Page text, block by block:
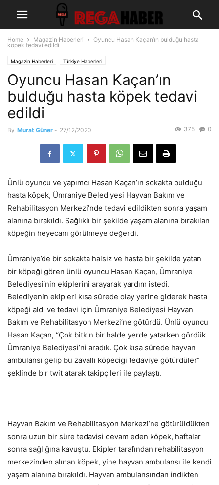
Home Magazin Haberleri
Oyuncu Hasan Kaçan’ın bulduğu hasta
köpek tedavi edildi
Magazin Haberleri Türkiye Haberleri
Oyuncu Hasan Kaçan’ın
bulduğu hasta köpek tedavi
edildi
By Murat Güner - 27/12/2020 0
375
Ünlü oyuncu ve yapımcı Hasan Kaçan’ın sokakta bulduğu
hasta köpek, Ümraniye Belediyesi Hayvan Bakım ve
Rehabilitasyon Merkezi’nde tedavi edildikten sonra yaşam
alanına bırakıldı. Sağlıklı bir şekilde yaşam alanına bırakılan
köpeğin heyecanı görülmeye değerdi.
Ümraniye’de bir sokakta halsiz ve hasta bir şekilde yatan
bir köpeği gören ünlü oyuncu Hasan Kaçan, Ümraniye
Belediyesi’nin ekiplerini arayarak yardım istedi.
Belediyenin ekipleri kısa sürede olay yerine giderek hasta
köpeği aldı ve tedavi için Ümraniye Belediyesi Hayvan
Bakım ve Rehabilitasyon Merkezi’ne götürdü. Ünlü oyuncu
Hasan Kaçan, “Çok bitkin bir halde yerde yatarken gördük.
Ümraniye Belediyesi’ni aradık. Çok kısa sürede hayvan
ambulansı gelip bu zavallı köpeciği tedaviye götürdüler”
şeklinde bir twit atarak takipçileri ile paylaştı.
Hayvan Bakım ve Rehabilitasyon Merkezi’ne götürüldükten
sonra uzun bir süre tedavisi devam eden köpek, haftalar
sonra sağlığına kavuştu. Ekipler tarafından rehabilitasyon
merkezinden alınan köpek, yine hayvan ambulansı ile kendi
yaşam alanına bırakıldı. Hayvan ambulansından indikten